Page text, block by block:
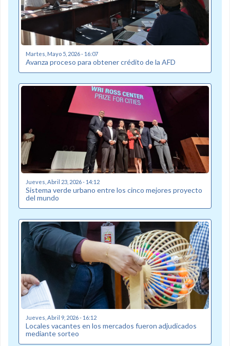
Martes, Mayo 5, 2026 - 16:07
Avanza proceso para obtener crédito de la AFD
Jueves, Abril 23, 2026 - 14:12
Sistema verde urbano entre los cinco mejores proyecto
del mundo
Jueves, Abril 9, 2026 - 16:12
Locales vacantes en los mercados fueron adjudicados
mediante sorteo